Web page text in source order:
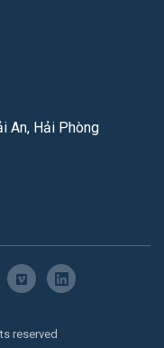
An, Hải Phòng
reserved